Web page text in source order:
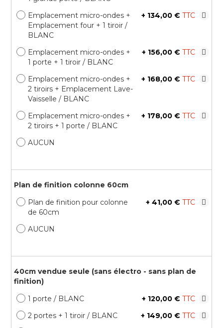
Emplacement micro-ondes +
Emplacement four + 1 tiroir /
BLANC
+ 134,00 €
Emplacement micro-ondes +
1 porte + 1 tiroir / BLANC
+ 156,00 €
Emplacement micro-ondes +
2 tiroirs + Emplacement Lave-
Vaisselle / BLANC
+ 168,00 €
Emplacement micro-ondes +
2 tiroirs + 1 porte / BLANC
+ 178,00 €
AUCUN
Plan de finition colonne 60cm
Plan de finition pour colonne
de 60cm
+ 41,00 €
AUCUN
40cm vendue seule (sans électro - sans plan de
finition)
1 porte / BLANC
+ 120,00 €
2 portes + 1 tiroir / BLANC
+ 149,00 €